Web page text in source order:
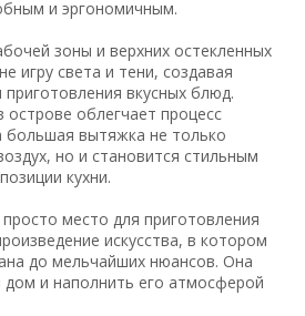
и эргономичным.
зоны и верхних остекленных
игру света и тени, создавая
вкусных блюд.
острове облегчает процесс
большая вытяжка не только
но и становится стильным
кухни.
место для приготовления
искусства, в котором
до мельчайших нюансов. Она
дом и наполнить его атмосферой